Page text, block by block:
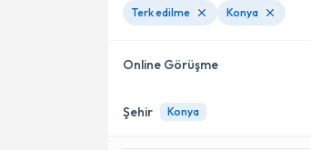
Terk edilme Konya
Online Görüşme
Online danışmanlık sunan
Şehir Konya